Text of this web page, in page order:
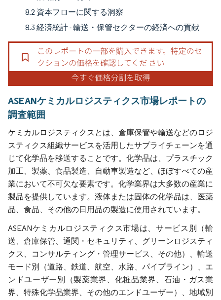
8.2 資本フローに関する洞察
8.3 経済統計 - 輸送・保管セクターの経済への貢献
ASEANケミカルロジスティクス市場レポートの
調査範囲
ケミカルロジスティクスとは、倉庫保管や輸送などのロジ
スティクス組織サービスを活用したサプライチェーンを通
じて化学品を移送することです。化学品は、プラスチック
加工、製薬、食品製造、自動車製造など、ほぼすべての産
業において不可欠な要素です。化学業界は大多数の産業に
製品を提供しています。液体または固体の化学品は、医薬
品、食品、その他の日用品の製造に使用されています。
ASEANケミカルロジスティクス市場は、サービス別（輸
送、倉庫保管、通関・セキュリティ、グリーンロジスティ
クス、コンサルティング・管理サービス、その他）、輸送
モード別（道路、鉄道、航空、水路、パイプライン）、エ
ンドユーザー別（製薬業界、化粧品業界、石油・ガス業
界、特殊化学品業界、その他のエンドユーザー）、地域別